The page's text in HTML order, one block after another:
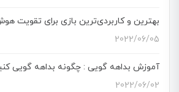
بهترین و کاربردی‌ترین بازی برای تقویت
2022/06/05
آموزش بداهه گویی : چگونه بداهه گویی
2022/06/02